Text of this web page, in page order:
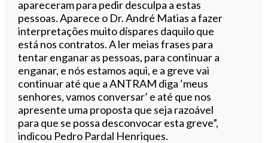
apareceram para pedir desculpa a estas
pessoas. Aparece o Dr. André Matias a fazer
interpretações muito díspares daquilo que
está nos contratos. A ler meias frases para
tentar enganar as pessoas, para continuar a
enganar, e nós estamos aqui, e a greve vai
continuar até que a ANTRAM diga ‘meus
senhores, vamos conversar’ e até que nos
apresente uma proposta que seja razoável
para que se possa desconvocar esta greve”,
indicou Pedro Pardal Henriques.